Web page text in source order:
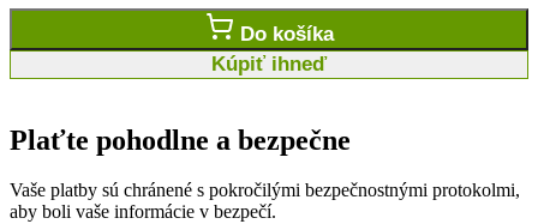
Do košíka
Kúpiť ihneď
Plaťte pohodlne a bezpečne
Vaše platby sú chránené s pokročilými bezpečnostnými protokolmi,
aby boli vaše informácie v bezpečí.